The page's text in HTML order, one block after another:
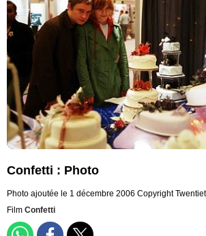
Confetti : Photo
Photo ajoutée le 1 décembre 2006 Copyright
Film Confetti